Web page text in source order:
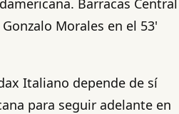
Barracas Central
Morales en el 53'
Italiano depende de sí
para seguir adelante en